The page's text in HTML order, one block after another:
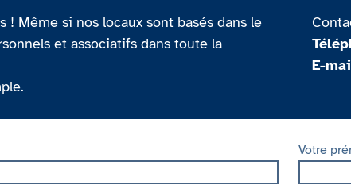
! Même si nos locaux sont basés dans le
et associatifs dans toute la
E-
Votre